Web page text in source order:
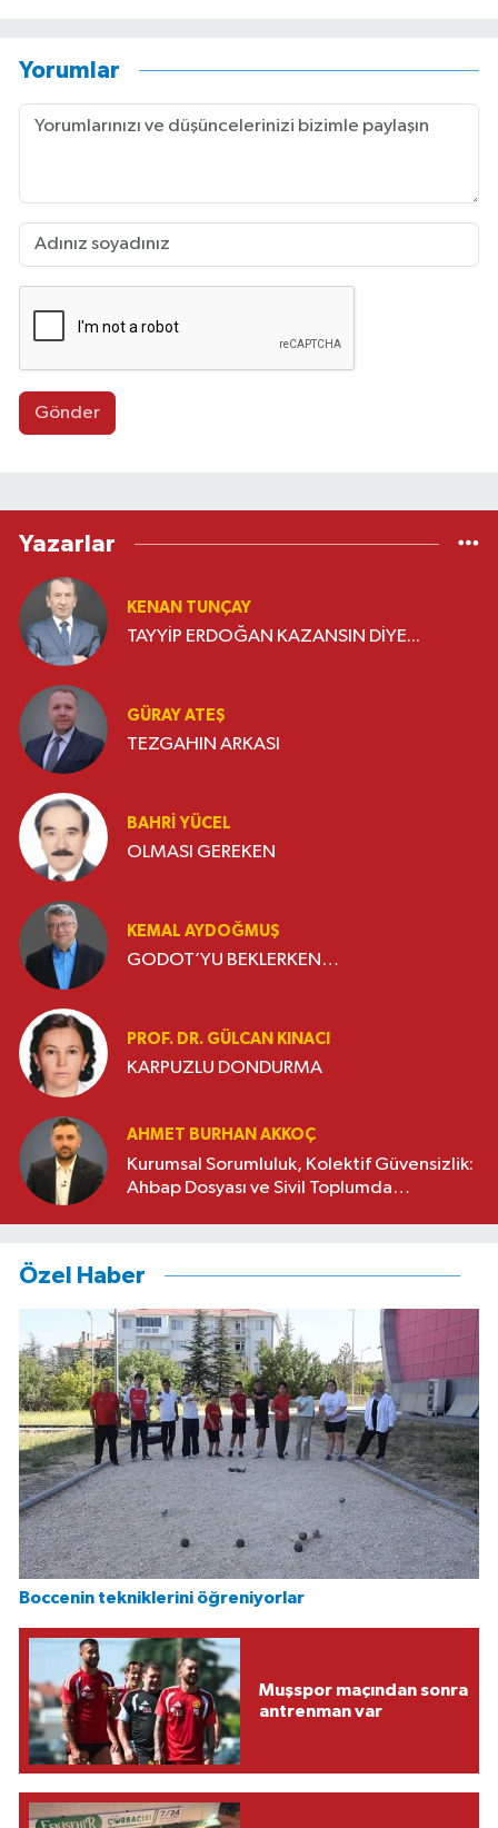
Yorumlar
Gönder
Yazarlar
KENAN TUNÇAY
TAYYİP ERDOĞAN KAZANSIN DİYE...
GÜRAY ATEŞ
TEZGAHIN ARKASI
BAHRI YÜCEL
OLMASI GEREKEN
KEMAL AYDOĞMUŞ
GODOT’YU BEKLERKEN…
PROF. DR. GÜLCAN KINACI
KARPUZLU DONDURMA
AHMET BURHAN AKKOÇ
Kurumsal Sorumluluk, Kolektif Güvensizlik:
Ahbap Dosyası ve Sivil Toplumda
Özel Haber
Boccenin tekniklerini öğreniyorlar
Muşspor maçından sonra
antrenman var